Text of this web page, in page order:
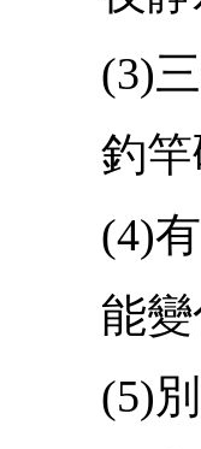
(3)三
釣竿斫
(4)有
能變化
(5)別